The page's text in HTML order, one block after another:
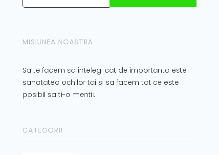
MISIUNEA NOASTRA
Sa te facem sa intelegi cat de importanta este
sanatatea ochilor tai si sa facem tot ce este
posibil sa ti-o mentii.
CATEGORII